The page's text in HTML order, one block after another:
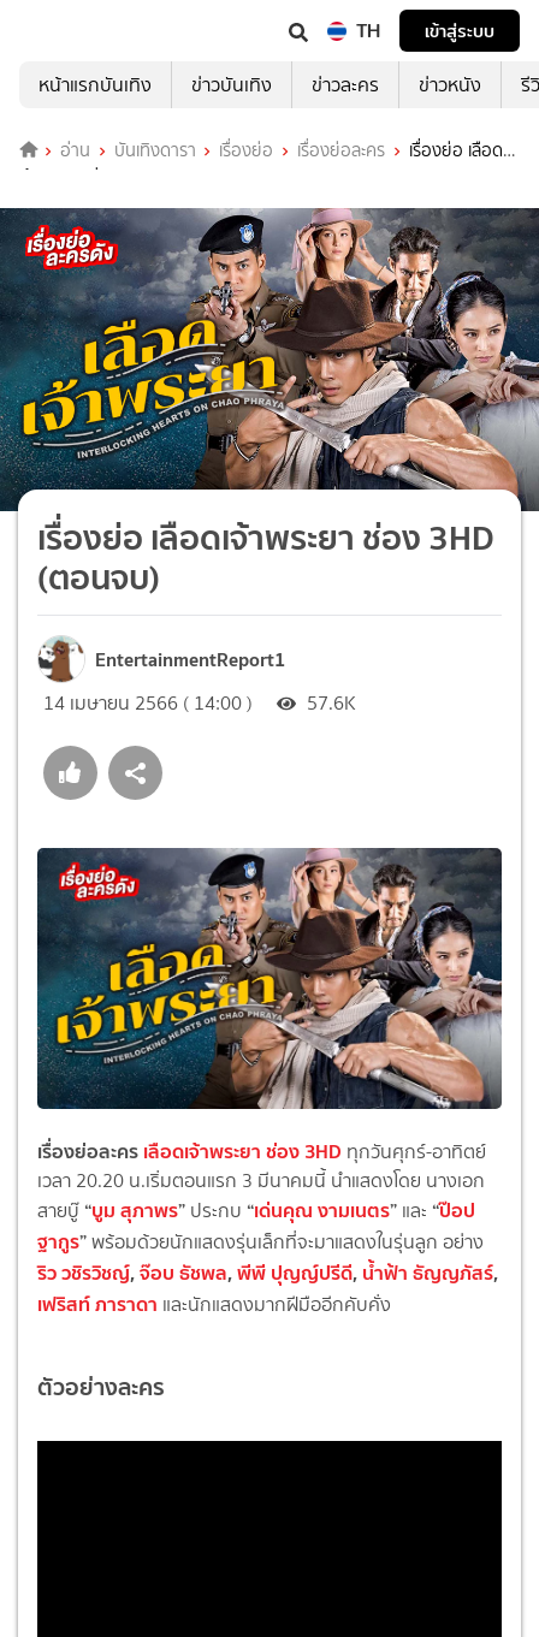
TH
เข้าสู่ระบบ
หน้าแรกบันเทิง
ข่าวบันเทิง ข่าวละคร ข่าวหนัง รี
อ่าน บันเทิงดารา เรื่องย่อ เรื่องย่อละคร
เรื่องย่อ เลือด
เจ้าพระยา ช่อง 3HD (ตอนจบ)
เรื่องย่อ เลือดเจ้าพระยา ช่อง 3HD
(ตอนจบ)
EntertainmentReport1
14 เมษายน 2566 ( 14:00 ) 57.6K
เรื่องย่อละครเลือดเจ้าพระยา ช่อง 3HD ทุกวันศุกร์-อาทิตย์
เวลา 20.20 น.เริ่มตอนแรก 3 มีนาคมนี้ นำแสดงโดย นางเอก
สายบู๊ “บูม สุภาพร” ประกบ “เด่นคุณ งามเนตร” และ “ป๊อป
ฐากูร”พร้อมด้วยนักแสดงรุ่นเล็กที่จะมาแสดงในรุ่นลูก อย่าง
ริว วชิรวิชญ์,จ๊อบ ธัชพล,พีพี ปุญญ์ปรีดี,น้ำฟ้า ธัญญภัสร์,
เฟริสท์ ภาราดา และนักแสดงมากฝีมืออีกคับคั่ง
ตัวอย่างละคร